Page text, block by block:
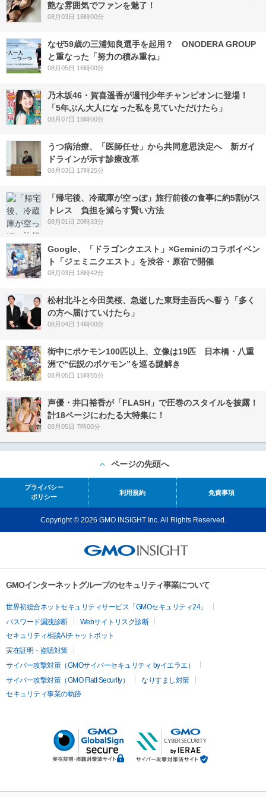
艶な雰囲気でファンを魅了！
08月03日 18時00分
なぜ59歳の三浦知良選手を起用？ ONODERA GROUP
と重なった「努力の積み重ね」
08月05日 16時00分
乃木坂46・賀喜遥香が週刊少年チャンピオンに登場！
「5年ぶん大人になった私を見ていただけたら」
08月07日 18時00分
うつ病治療、「医師任せ」から共同意思決定へ 新ガイ
ドラインが示す診療改革
08月03日 17時25分
「帰宅後、冷蔵庫が空っぽ」旅行前後の食事に約5割がス
トレス 負担を減らす賢い方法
08月01日 20時33分
Google、「ドラゴンクエスト」×Geminiのコラボイベン
ト「ジェミニクエスト」を渋谷・原宿で開催
08月03日 18時42分
松村北斗と今田美桜、急逝した東野圭吾氏へ誓う「多く
の方へ届けていけたら」
08月04日 14時00分
街中にポケモン100匹以上、立像は19匹 日本橋・八重
洲で“伝説のポケモン”を巡る謎解き
08月05日 15時55分
声優・井口裕香が「FLASH」で圧巻のスタイルを披露！
計18ページにわたる大特集に！
08月05日 7時00分
ページの先頭へ
プライバシー
ポリシー
利用規約 免責事項
Copyright © 2026 GMO INSIGHT Inc. All Rights Reserved.
GMOインターネットグループのセキュリティ事業について
世界初総合ネットセキュリティサービス「GMOセキュリティ24」
パスワード漏洩診断
Webサイトリスク診断
セキュリティ相談AIチャットボット
実在証明・盗聴対策
サイバー攻撃対策（GMOサイバーセキュリティ byイエラエ）
サイバー攻撃対策（GMO Flatt Security）
なりすまし対策
セキュリティ事業の軌跡